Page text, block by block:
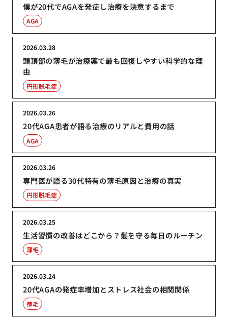
僕が20代でAGAを発症し治療を決意するまで
AGA
頭頂部の薄毛が治療薬で最も回復しやすい科学的な理
由
2026.03.28
円形脱毛症
20代AGA患者が語る治療のリアルと費用の話
2026.03.26
AGA
専門医が語る30代特有の薄毛原因と治療の真実
2026.03.26
円形脱毛症
生活習慣の改善はどこから？髪を守る毎日のルーチン
2026.03.25
薄毛
20代AGAの発症率増加とストレス社会の相関関係
2026.03.24
薄毛